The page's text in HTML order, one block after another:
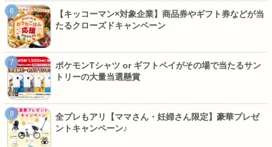
【キッコーマン×対象企業】商品券やギフト券などが当
たるクローズドキャンペーン
ポケモンTシャツ or ギフトペイがその場で当たるサン
トリーの大量当選懸賞
全プレもアリ【ママさん・妊婦さん限定】豪華プレゼ
ントキャンペーン♪